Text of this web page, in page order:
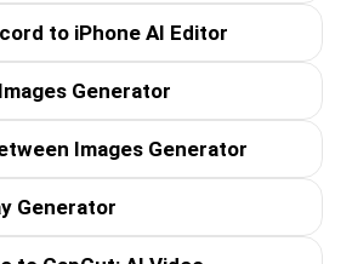
to iPhone AI Editor
Generator
Images Generator
Generator